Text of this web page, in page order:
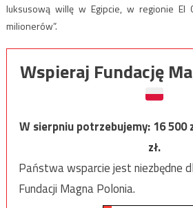
luksusową willę w Egipcie, w regionie El
milionerów”.
Wspieraj Fundację
W sierpniu potrzebujemy:16 500
zł.
Państwa wsparcie jest niezbędne
Fundacji Magna Polonia.